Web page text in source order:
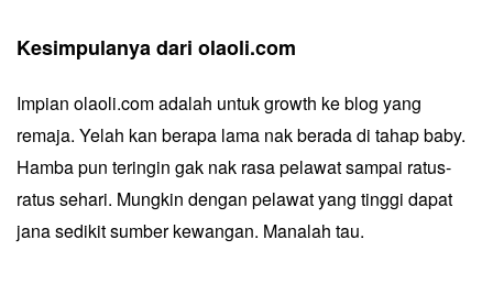
Kesimpulanya dari olaoli.com
Impian olaoli.com adalah untuk growth ke blog yang
remaja. Yelah kan berapa lama nak berada di tahap baby.
Hamba pun teringin gak nak rasa pelawat sampai ratus-
ratus sehari. Mungkin dengan pelawat yang tinggi dapat
jana sedikit sumber kewangan. Manalah tau.